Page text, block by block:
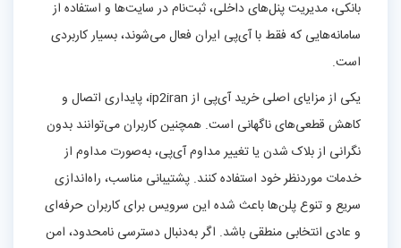
بانکی، مدیریت پنل‌های داخلی، ثبت‌نام در سایت‌ها و استفاده از
سامانه‌هایی که فقط با آی‌پی ایران فعال می‌شوند، بسیار کاربردی
است.
یکی از مزایای اصلی خرید آی‌پی از ip2iran، پایداری اتصال و
کاهش قطعی‌های ناگهانی است. همچنین کاربران می‌توانند بدون
نگرانی از بلاک شدن یا تغییر مداوم آی‌پی، به‌صورت مداوم از
خدمات موردنظر خود استفاده کنند. پشتیبانی مناسب، راه‌اندازی
سریع و تنوع پلن‌ها باعث شده این سرویس برای کاربران حرفه‌ای
و عادی انتخابی منطقی باشد. اگر به‌دنبال دسترسی نامحدود، امن